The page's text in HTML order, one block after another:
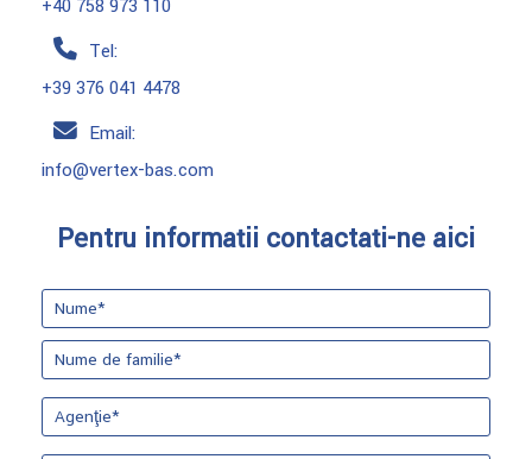
+40 758 973 110
Tel:
+39 376 041 4478
Email:
info@vertex-bas.com
Pentru informații contactați-ne aici